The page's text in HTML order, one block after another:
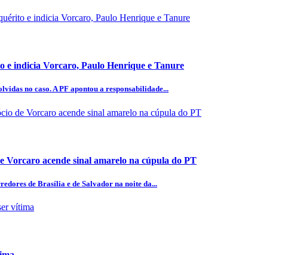
e indicia Vorcaro, Paulo Henrique e Tanure
no caso. A PF apontou a responsabilidade...
Vorcaro acende sinal amarelo na cúpula do PT
de Brasília e de Salvador na noite da...